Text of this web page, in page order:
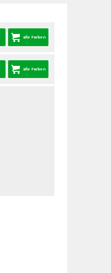
alle Farben
alle Farben